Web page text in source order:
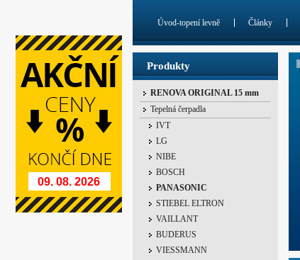
Produkty
RENOVA ORIGINAL 15 mm
Tepelná čerpadla
IVT
LG
NIBE
BOSCH
PANASONIC
STIEBEL ELTRON
VAILLANT
BUDERUS
VIESSMANN
Úvod-topení levně Články
09. 08. 2026